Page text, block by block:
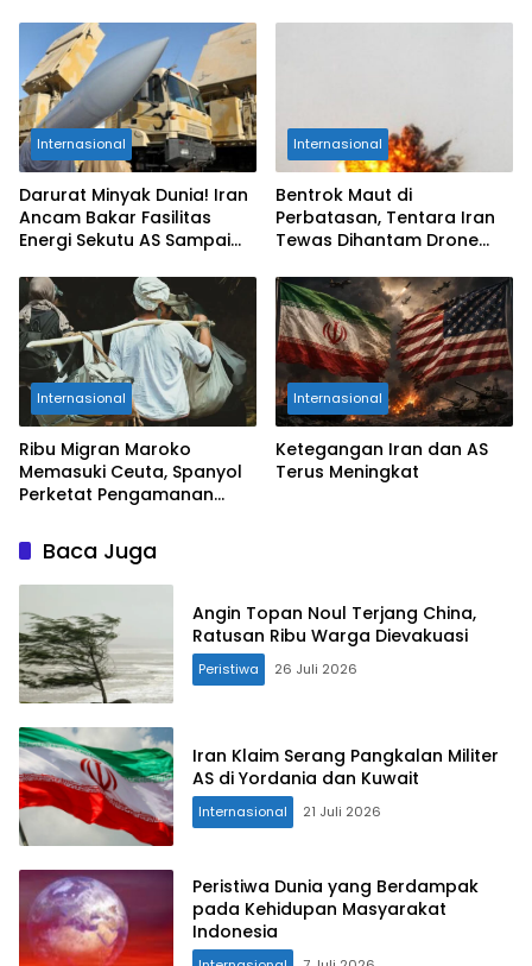
Ceuta
Internasional
Darurat Minyak Dunia! Iran
Ancam Bakar Fasilitas
Energi Sekutu AS Sampai
Internasional
Bentrok Maut di
Perbatasan, Tentara Iran
Tewas Dihantam Drone
Internasional
Ribu Migran Maroko
Memasuki Ceuta, Spanyol
Perketat Pengamanan
Internasional
Ketegangan Iran dan AS
Terus Meningkat
Baca Juga
Angin Topan Noul Terjang China,
Ratusan Ribu Warga Dievakuasi
Peristiwa 26 Juli 2026
Iran Klaim Serang Pangkalan Militer
AS di Yordania dan Kuwait
Internasional 21 Juli 2026
Peristiwa Dunia yang Berdampak
pada Kehidupan Masyarakat
Indonesia